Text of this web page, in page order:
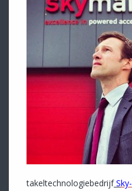
takeltechnologiebedrijfSky-